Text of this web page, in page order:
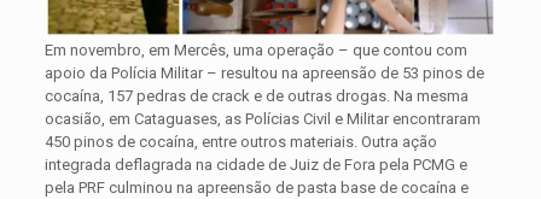
Em novembro, em Mercês, uma operação – que contou com
apoio da Polícia Militar – resultou na apreensão de 53 pinos de
cocaína, 157 pedras de crack e de outras drogas. Na mesma
ocasião, em Cataguases, as Polícias Civil e Militar encontraram
450 pinos de cocaína, entre outros materiais. Outra ação
integrada deflagrada na cidade de Juiz de Fora pela PCMG e
pela PRF culminou na apreensão de pasta base de cocaína e